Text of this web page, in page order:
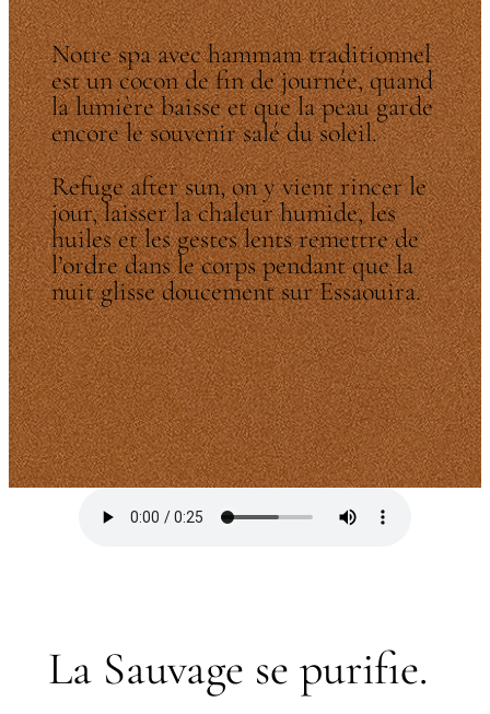
Notre spa avec hammam traditionnel
est un cocon de fin de journée, quand
la lumière baisse et que la peau garde
encore le souvenir salé du soleil.
Refuge after sun, on y vient rincer le
jour, laisser la chaleur humide, les
huiles et les gestes lents remettre de
l’ordre dans le corps pendant que la
nuit glisse doucement sur Essaouira.
La Sauvage se purifie.